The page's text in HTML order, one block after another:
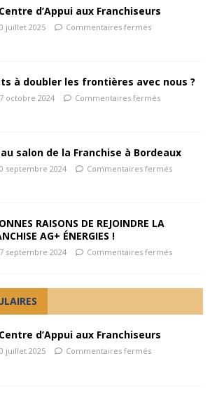
d’Appui aux Franchiseurs
juillet 2025 Commentaires fermés
à doubler les frontières avec nous ?
octobre 2024 Commentaires fermés
au salon de la Franchise à Bordeaux
septembre 2024 Commentaires fermés
RAISONS DE REJOINDRE LA
AG+ ÉNERGIES !
septembre 2024 Commentaires fermés
d’Appui aux Franchiseurs
juillet 2025 Commentaires fermés